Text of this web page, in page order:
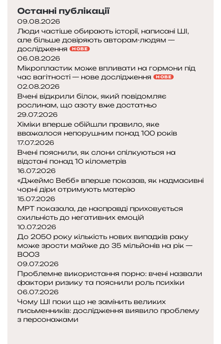
щ
о
в
о
н
и
н
а
м
щ
е
п
о
а
ж
у
т
ь
н
н
я
к
п
о
я
с
н
и
т
и
т
е
о
р
ю
в
і
д
н
о
с
н
о
с
т
і
н
а
в
і
т
с
е
с
в
i
т
i
:
а
г
а
д
к
о
в
е
с
е
р
ц
е
г
а
л
а
к
т
и
к
,
о
ч
о
г
о
н
е
м
о
ж
л
и
в
о
д
о
т
я
г
н
у
т
и
с
я
?
Останні публікації
09.08.2026
Люди частіше обирають історії, написані ШІ,
але більше довіряють авторам-людям —
дослідження
НОВЕ
06.08.2026
Мікропластик може впливати на гормони під
час вагітності — нове дослідження
НОВЕ
02.08.2026
Вчені відкрили білок, який повідомляє
рослинам, що азоту вже достатньо
29.07.2026
Хіміки вперше обійшли правило, яке
вважалося непорушним понад 100 років
17.07.2026
Вчені пояснили, як слони спілкуються на
відстані понад 10 кілометрів
16.07.2026
«Джеймс Вебб» вперше показав, як надмасивні
чорні діри отримують матерію
15.07.2026
МРТ показала, де насправді приховується
схильність до негативних емоцій
10.07.2026
До 2050 року кількість нових випадків раку
може зрости майже до 35 мільйонів на рік —
ВООЗ
09.07.2026
Проблемне використання порно: вчені назвали
фактори ризику та пояснили роль психіки
06.07.2026
Чому ШІ поки що не замінить великих
письменників: дослідження виявило проблему
з персонажами